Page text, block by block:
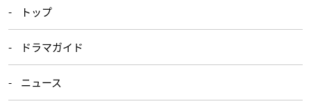
トップ
ドラマガイド
ニュース